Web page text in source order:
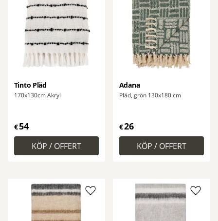
Tinto Pläd
170x130cm Akryl
€54
Adana
Pläd, grön 130x180 cm
€26
Lägg till i favoriter Lägg